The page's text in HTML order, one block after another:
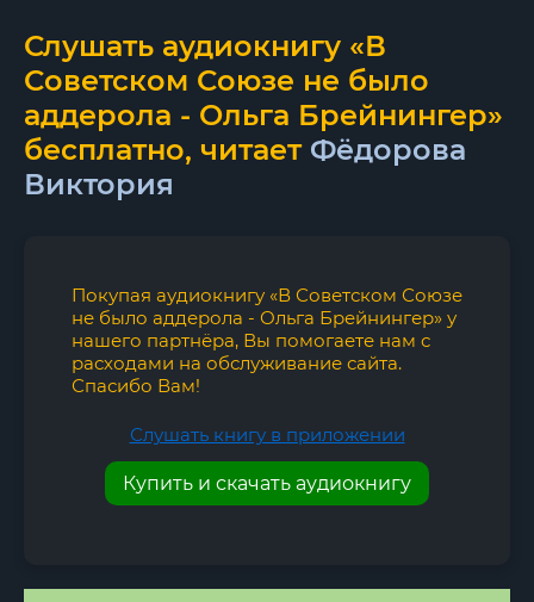
Слушать аудиокнигу «В
Советском Союзе не было
аддерола - Ольга Брейнингер»
бесплатно, читает Фёдорова
Виктория
Покупая аудиокнигу «В Советском Союзе
не было аддерола - Ольга Брейнингер» у
нашего партнёра, Вы помогаете нам с
расходами на обслуживание сайта.
Спасибо Вам!
Слушать книгу в приложении
Купить и скачать аудиокнигу